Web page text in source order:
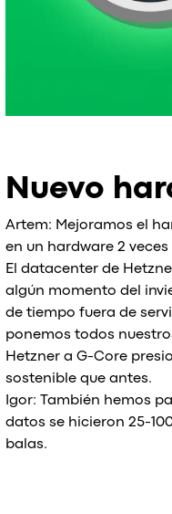
Nuevo
Artem: Mejoramos el
en un hardware 2
El datacenter de
algún momento del
de tiempo fuera de
ponemos todos
Hetzner a G-Core
sostenible que antes.
Igor: También hemos
datos se hicieron 25-
balas.